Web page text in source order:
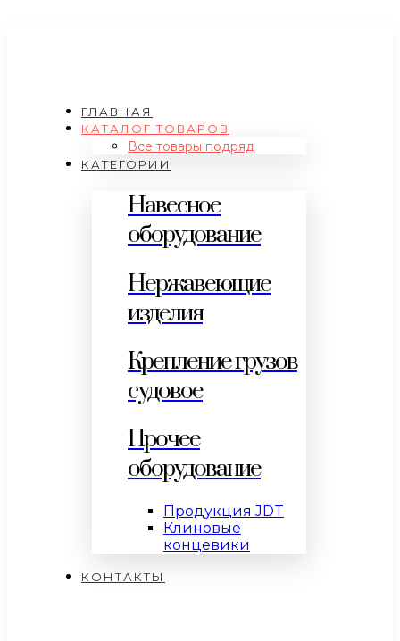
ГЛАВНАЯ
КАТАЛОГ ТОВАРОВ
Все товары подряд
КАТЕГОРИИ
Навесное
оборудование
Нержавеющие
изделия
Крепление грузов
судовое
Прочее
оборудование
Продукция JDT
Клиновые
концевики
КОНТАКТЫ